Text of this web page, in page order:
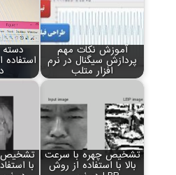
آموزش نکات مهم
پردازش سیگنال در نرم
افزار متلب
دسته
تشخیص چهره با سرعت
بالا با استفاده از روش
تشخیص